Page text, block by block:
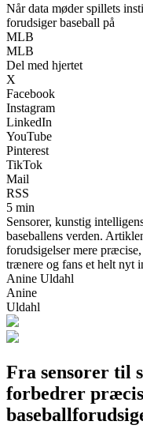
Når data møder spillets
forudsiger baseball på
MLB
MLB
Del med hjertet
X
Facebook
Instagram
LinkedIn
YouTube
Pinterest
TikTok
Mail
RSS
5 min
Sensorer, kunstig
baseballens verden.
forudsigelser mere
trænere og fans et helt nyt
Anine Uldahl
Anine
Uldahl
Fra sensorer til
forbedrer